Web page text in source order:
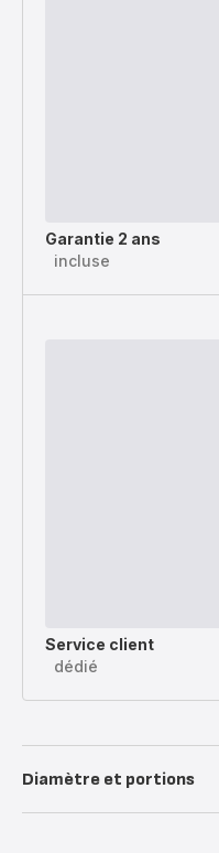
Garantie 2 ans
incluse
Service client
dédié
Diamètre et portions